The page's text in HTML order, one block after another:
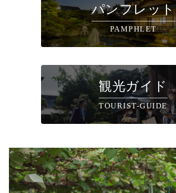
パンフレット
PAMPHLET
観光ガイド
TOURIST-GUIDE